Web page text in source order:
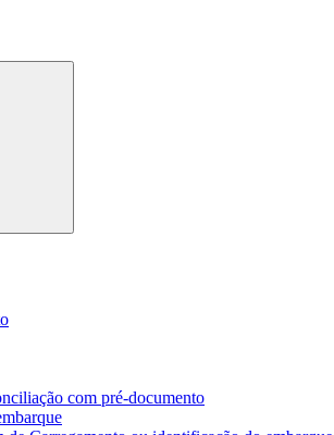
com pré-documento